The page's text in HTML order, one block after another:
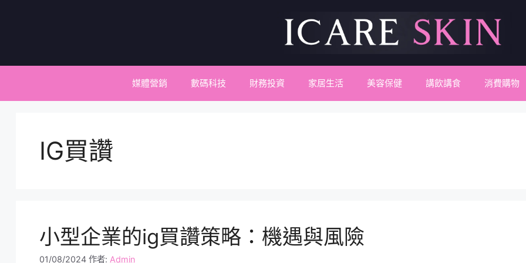
內
媒體營銷 數碼科技 財務投資 家居生活 美容保健 講飲講食 消費購物
IG買讚
小型企業的ig買讚策略：機遇與風險
01/08/2024 作者: Admin